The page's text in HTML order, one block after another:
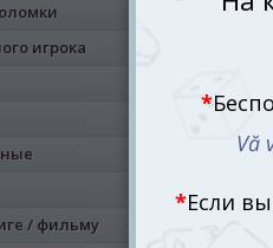
игрока
/ фильму